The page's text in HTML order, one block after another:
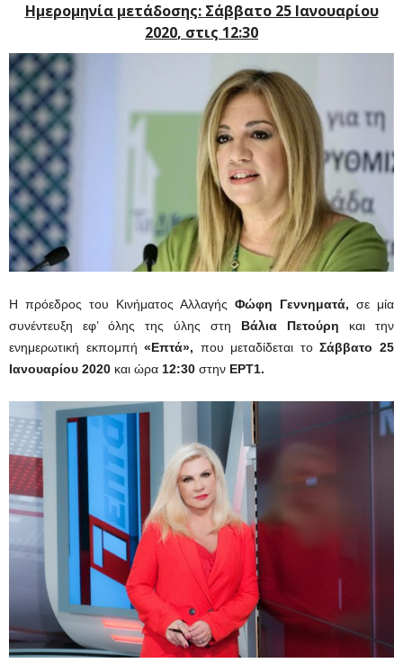
Ημερομηνία μετάδοσης: Σάββατο 25 Ιανουαρίου
2020, στις 12:30
Η πρόεδρος του Κινήματος Αλλαγής Φώφη Γεννηματά, σε μία
συνέντευξη εφ’ όλης της ύλης στη Βάλια Πετούρη και την
ενημερωτική εκπομπή«Επτά», που μεταδίδεται τοΣάββατο 25
Ιανουαρίου 2020 και ώρα 12:30 στην ΕΡΤ1.